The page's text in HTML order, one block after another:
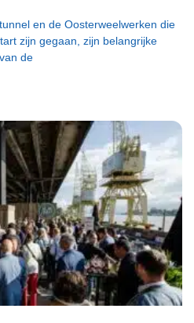
en de Oosterweelwerken die
zijn gegaan, zijn belangrijke
de